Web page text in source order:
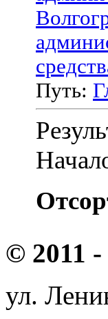
Путь:
© 2011
ул.